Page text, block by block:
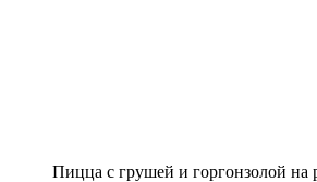
Пицца с грушей и горгонзолой на